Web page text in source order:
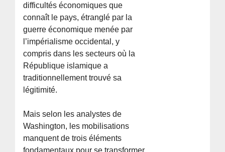
difficultés économiques que
connaît le pays, étranglé par la
guerre économique menée par
l’impérialisme occidental, y
compris dans les secteurs où la
République islamique a
traditionnellement trouvé sa
légitimité.
Mais selon les analystes de
Washington, les mobilisations
manquent de trois éléments
fondamentaux pour se transformer